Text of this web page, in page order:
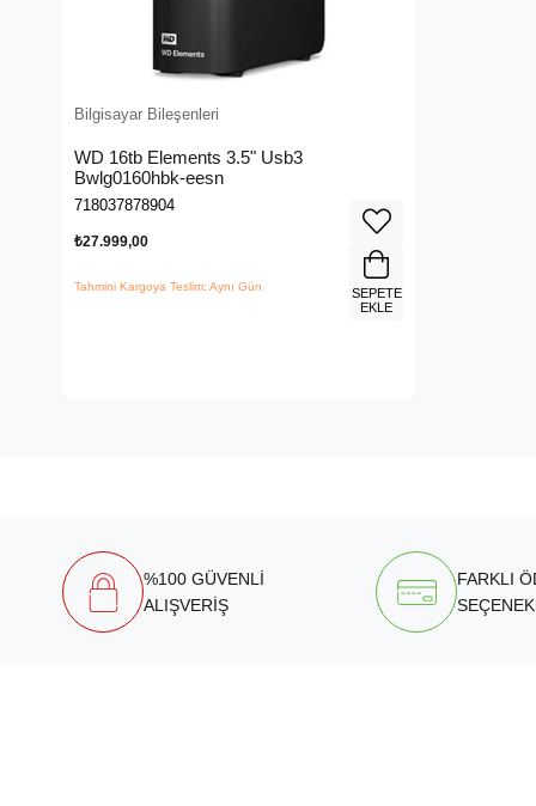
Bilgisayar Bileşenleri
WD 16tb Elements 3.5" Usb3
Bwlg0160hbk-eesn
718037878904
₺27.999,00
Tahmini Kargoya Teslim: Aynı Gün
SEPETE
EKLE
%100 GÜVENLİ
ALIŞVERİŞ
FARKLI